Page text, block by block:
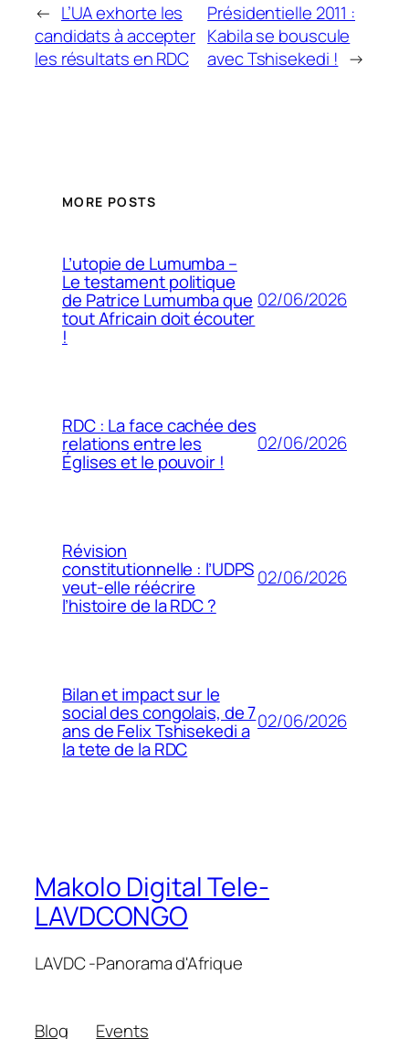
← L’UA exhorte les
candidats à accepter
les résultats en RDC
Présidentielle 2011 :
Kabila se bouscule
avec Tshisekedi ! →
MORE POSTS
L’utopie de Lumumba –
Le testament politique
de Patrice Lumumba que
tout Africain doit écouter
!
02/06/2026
RDC : La face cachée des
relations entre les
Églises et le pouvoir !
02/06/2026
Révision
constitutionnelle : l’UDPS
veut-elle réécrire
l’histoire de la RDC ?
02/06/2026
Bilan et impact sur le
social des congolais, de 7
ans de Felix Tshisekedi a
la tete de la RDC
02/06/2026
Makolo Digital Tele-
LAVDCONGO
LAVDC -Panorama d'Afrique
Blog Events